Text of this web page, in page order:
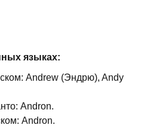
языках:
Andrew (Эндрю), Andy
Andron.
Andron.